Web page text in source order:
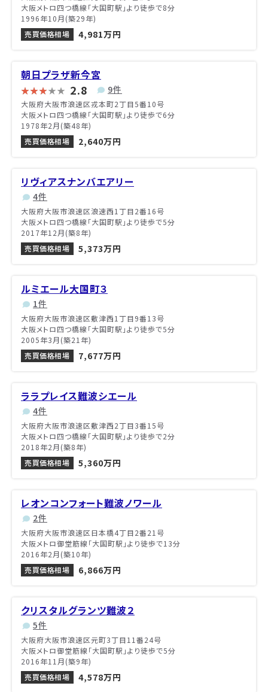
大阪メトロ四つ橋線「大国町駅」より徒歩で8分
1996年10月(築29年)
売買価格相場
4,981万円
朝日プラザ新今宮
2.8 9件
大阪府大阪市浪速区戎本町2丁目5番10号
大阪メトロ四つ橋線「大国町駅」より徒歩で6分
1978年2月(築48年)
売買価格相場
2,640万円
リヴィアスナンバエアリー
4件
大阪府大阪市浪速区浪速西1丁目2番16号
大阪メトロ四つ橋線「大国町駅」より徒歩で5分
2017年12月(築8年)
売買価格相場
5,373万円
ルミエール大国町３
1件
大阪府大阪市浪速区敷津西1丁目9番13号
大阪メトロ四つ橋線「大国町駅」より徒歩で5分
2005年3月(築21年)
売買価格相場
7,677万円
ララプレイス難波シエール
4件
大阪府大阪市浪速区敷津西2丁目3番15号
大阪メトロ四つ橋線「大国町駅」より徒歩で2分
2018年2月(築8年)
売買価格相場
5,360万円
レオンコンフォート難波ノワール
2件
大阪府大阪市浪速区日本橋4丁目2番21号
大阪メトロ御堂筋線「大国町駅」より徒歩で13分
2016年2月(築10年)
売買価格相場
6,866万円
クリスタルグランツ難波２
5件
大阪府大阪市浪速区元町3丁目11番24号
大阪メトロ御堂筋線「大国町駅」より徒歩で5分
2016年11月(築9年)
売買価格相場
4,578万円